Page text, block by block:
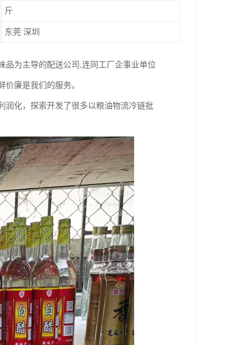
斤
东莞 深圳
品为主导的配送公司,连同工厂企事业单位
廉是我们的服务。
润化，探索开发了很多以粮油物流冷链批